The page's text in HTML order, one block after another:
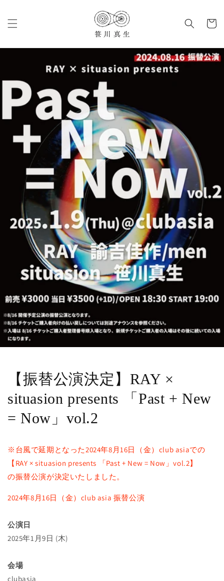
進む
ー
【振替公演決定】RAY ×
situasion presents 「Past + New
= Now」vol.2
※台風で延期となった2024年8月16日（金）club asiaでの
【RAY × situasion presents 「Past + New = Now」vol.2】
の振替公演が決定いたしました。
2024年8月16日（金）club asia 振替公演
公演日
2025年1月9日 (木)
会場
clubasia